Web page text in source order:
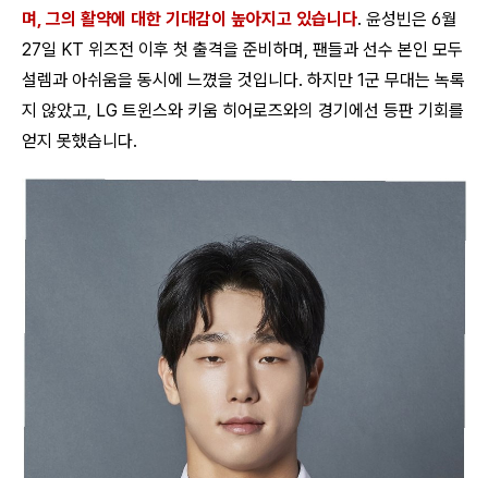
며, 그의 활약에 대한 기대감이 높아지고 있습니다. 윤성빈은 6월
27일 KT 위즈전 이후 첫 출격을 준비하며, 팬들과 선수 본인 모두
설렘과 아쉬움을 동시에 느꼈을 것입니다. 하지만 1군 무대는 녹록
지 않았고, LG 트윈스와 키움 히어로즈와의 경기에선 등판 기회를
얻지 못했습니다.